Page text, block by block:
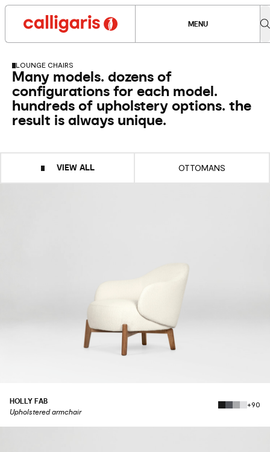
MENU
LOUNGE CHAIRS
Many models. dozens of
configurations for each model.
hundreds of upholstery options. the
result is always unique.
VIEW ALL OTTOMANS
HOLLY FAB
Upholstered armchair
+90